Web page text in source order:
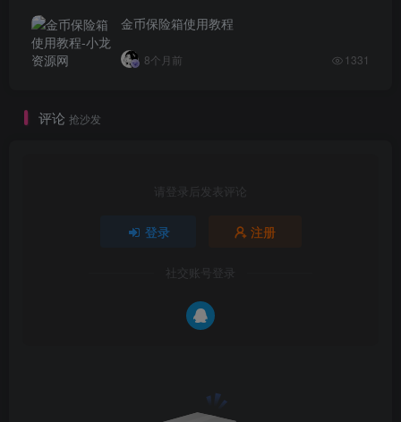
金币保险箱使用教程
8个月前 1331
评论 抢沙发
请登录后发表评论
登录 注册
社交账号登录